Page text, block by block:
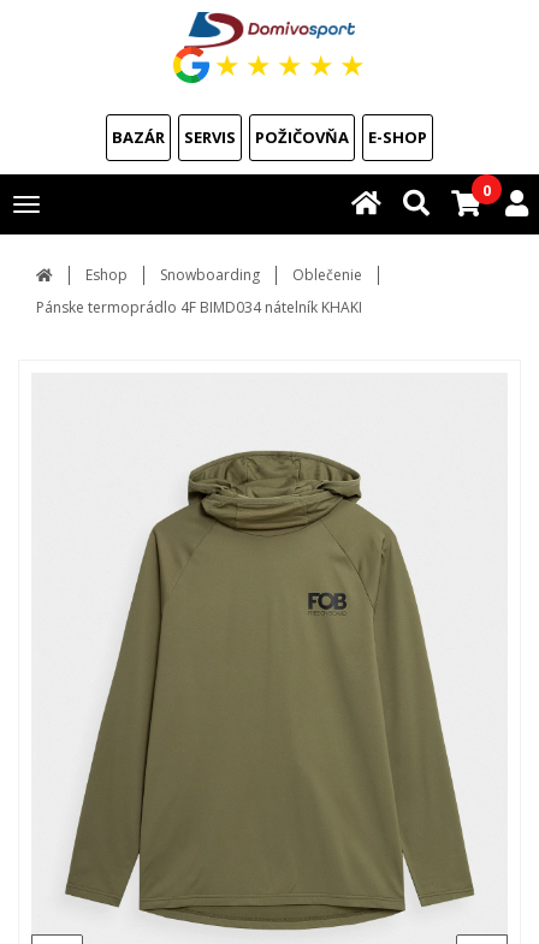
★ ★ ★ ★ ★
BAZÁR SERVIS POŽIČOVŇA E-SHOP
Toggle
navigation
0
Eshop Snowboarding
Oblečenie
Pánske termoprádlo 4F BIMD034 nátelník KHAKI